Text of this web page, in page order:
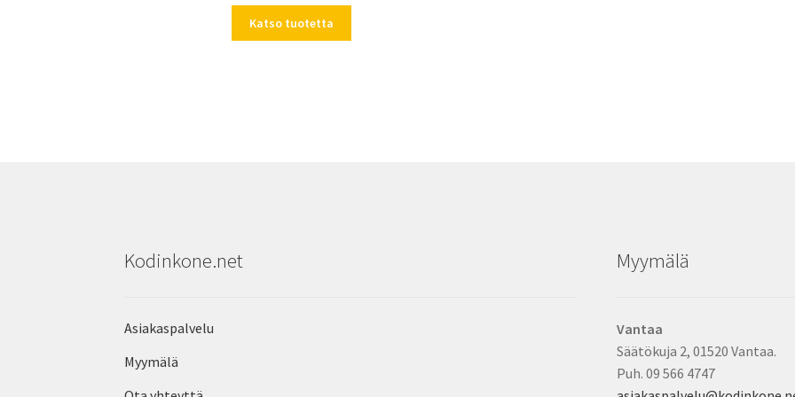
Katso tuotetta
Kodinkone.net
Asiakaspalvelu
Myymälä
Myymälä
Vantaa
Säätökuja 2, 01520 Vantaa.
Puh. 09 566 4747